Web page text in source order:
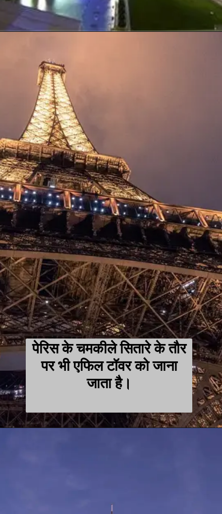
पेरिस के चमकीले सितारे के तौर
पर भी एफिल टॉवर को जाना